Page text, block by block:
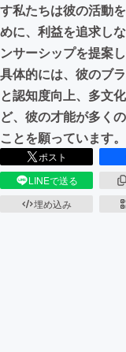
CAMPFIRE
CAMPFIRE
す私たちは彼の活動
めに、利益を追求し
ンサーシップを提案し
具体的には、彼のブ
と認知度向上、多文
ど、彼の才能が多く
ことを願っています。
ポスト
LINEで送る
埋め込み